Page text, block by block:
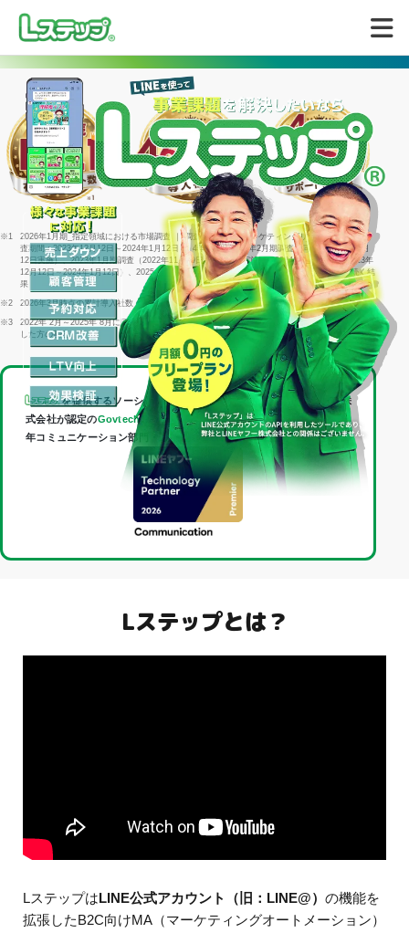
を提供するソーシャルデータバンク株式会社は、
LINEヤフー株
式会社が認定のGovtech Partnerであり、Technology Partner（2026
年コミュニケーション部門・最上位「Premier」）に認定されました。
※1
2026年1月期_指定領域における市場調査 ｜ 調査機関：日本マーケティングリサーチ機構 ｜ 調
査期間：2023年12月12日～2024年1月12日 ｜ 4年連続＝2022年2月期調査（同年1月25日～2月
12日実施）、2023年1月期調査（2022年11月29日～1月16日実施）、2024年1月期調査（2023年
12月12日～2024年1月12日）、2025年1月期調査（2024年12月23日～2025年1月15日）に続く結
果
※2 2026年3月時点の累計導入社数
※3
2022年 2月～2025年 8月に回答した個別相談サポートアンケート1316件のうち「満足」と回答
した方の割合
Lステップとは？
LステップはLINE公式アカウント（旧：LINE@） の機能を
拡張したB2C向けMA（マーケティングオートメーション）